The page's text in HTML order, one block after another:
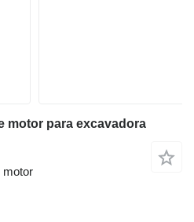
motor para excavadora
motor